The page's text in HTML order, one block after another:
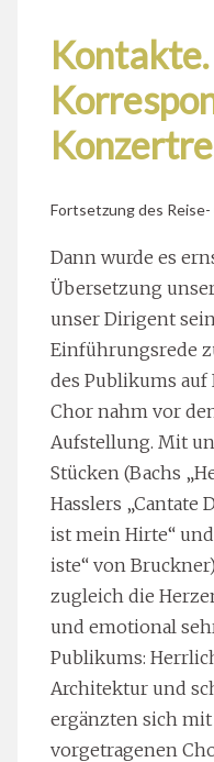
Kontakte.
Fortsetzung des
Dann wurde es
Übersetzung
unser Dirigent
Einführungsrede
des Publikums
Chor nahm vor
Aufstellung. Mit
Stücken (Bachs
Hasslers „Cantate
ist mein Hirte“
iste“ von
zugleich die
und emotional
Publikums:
Architektur und
ergänzten sich
vorgetragenen